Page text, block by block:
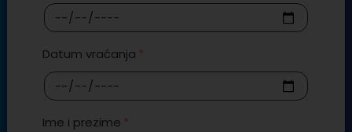
Datum vraćanja
Ime i prezime